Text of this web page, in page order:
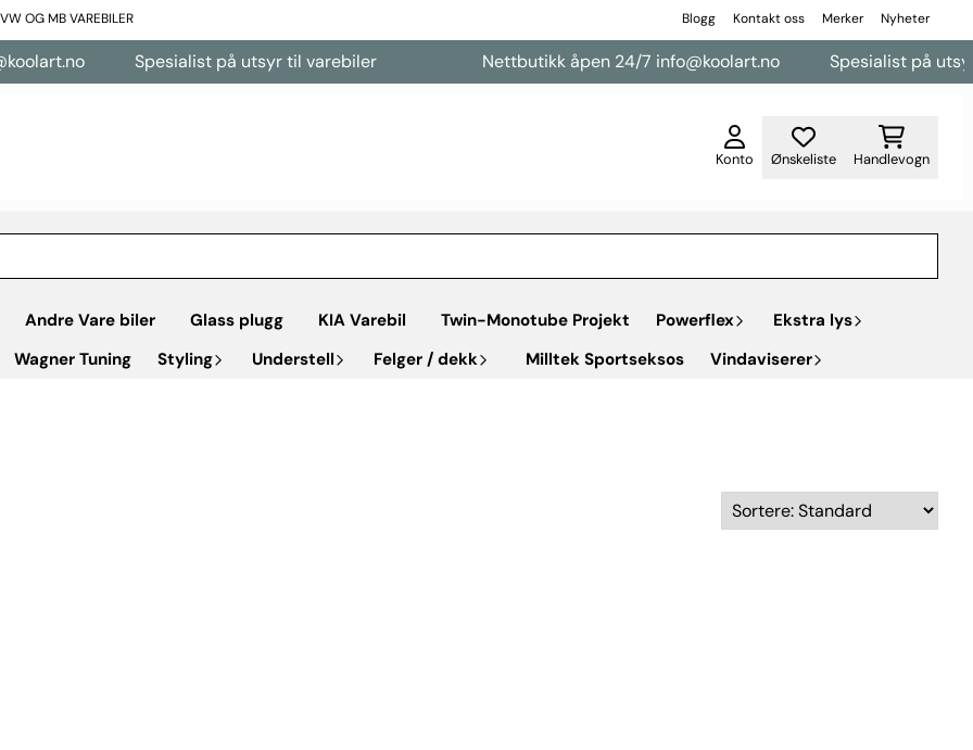
OG MB VAREBILER Blogg Kontakt oss Merker Nyheter
Spesialist på utsyr til varebiler Nettbutikk åpen 24/7 info@koolart.no Spesialist på utsyr
Konto Ønskeliste Handlevogn
Andre Vare biler Glass plugg KIA Varebil Twin-Monotube Projekt Powerflex
Ekstra lys
Wagner Tuning Styling Understell Felger / dekk Milltek Sportseksos Vindaviserer